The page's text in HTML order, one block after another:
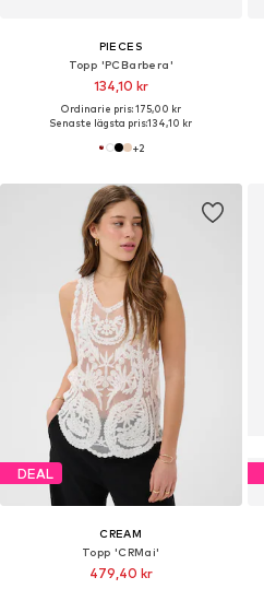
PIECES
Topp 'PCBarbera'
134,10 kr
Ordinarie pris: 175,00 kr
Senaste lägsta pris:134,10 kr
+2
DEAL
CREAM
Topp 'CRMai'
479,40 kr